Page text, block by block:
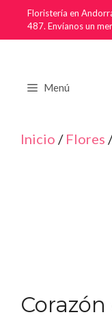
SaltarFloristería en
487. Envíanos un
Menú
Inicio / Flores